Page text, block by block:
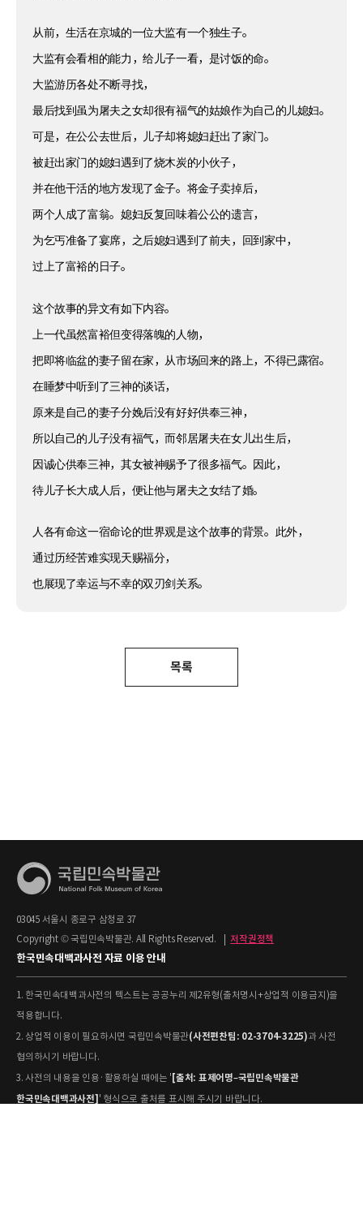
从前，生活在京城的一位大监有一个独生子。
大监有会看相的能力，给儿子一看，是讨饭的命。
大监游历各处不断寻找，
最后找到虽为屠夫之女却很有福气的姑娘作为自己的儿媳妇。
可是，在公公去世后，儿子却将媳妇赶出了家门。
被赶出家门的媳妇遇到了烧木炭的小伙子，
并在他干活的地方发现了金子。将金子卖掉后，
两个人成了富翁。媳妇反复回味着公公的遗言，
为乞丐准备了宴席，之后媳妇遇到了前夫，回到家中，
过上了富裕的日子。
这个故事的异文有如下内容。
上一代虽然富裕但变得落魄的人物，
把即将临盆的妻子留在家，从市场回来的路上，不得已露宿。
在睡梦中听到了三神的谈话，
原来是自己的妻子分娩后没有好好供奉三神，
所以自己的儿子没有福气，而邻居屠夫在女儿出生后，
因诚心供奉三神，其女被神赐予了很多福气。因此，
待儿子长大成人后，便让他与屠夫之女结了婚。
人各有命这一宿命论的世界观是这个故事的背景。此外，
通过历经苦难实现天赐福分，
也展现了幸运与不幸的双刃剑关系。
목록
03045 서울시 종로구 삼청로 37
Copyright © 국립민속박물관. All Rights Reserved.
저작권정책
한국민속대백과사전 자료 이용 안내
1. 한국민속대백과사전의 텍스트는 공공누리 제2유형(출처명시+상업적 이용금지)을
적용합니다.
2. 상업적 이용이 필요하시면 국립민속박물관(사전편찬팀: 02-3704-3225)과 사전
협의하시기 바랍니다.
3. 사전의 내용을 인용·활용하실 때에는 ' [출처: 표제어명–국립민속박물관
한국민속대백과사전] ' 형식으로 출처를 표시해 주시기 바랍니다.